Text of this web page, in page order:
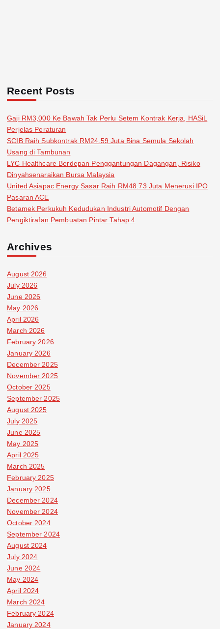
Recent Posts
Gaji RM3,000 Ke Bawah Tak Perlu Setem Kontrak Kerja, HASiL
Perjelas Peraturan
SCIB Raih Subkontrak RM24.59 Juta Bina Semula Sekolah
Usang di Tambunan
LYC Healthcare Berdepan Penggantungan Dagangan, Risiko
Dinyahsenaraikan Bursa Malaysia
United Asiapac Energy Sasar Raih RM48.73 Juta Menerusi IPO
Pasaran ACE
Betamek Perkukuh Kedudukan Industri Automotif Dengan
Pengiktirafan Pembuatan Pintar Tahap 4
Archives
August 2026
July 2026
June 2026
May 2026
April 2026
March 2026
February 2026
January 2026
December 2025
November 2025
October 2025
September 2025
August 2025
July 2025
June 2025
May 2025
April 2025
March 2025
February 2025
January 2025
December 2024
November 2024
October 2024
September 2024
August 2024
July 2024
June 2024
May 2024
April 2024
March 2024
February 2024
January 2024